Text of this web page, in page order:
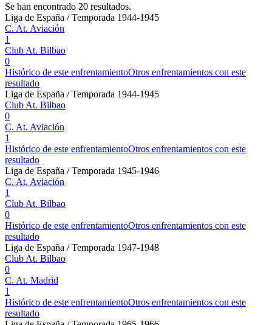
Se han encontrado 20 resultados.
Liga de España / Temporada 1944-1945
C. At. Aviación
1
Club At. Bilbao
0
Histórico de este enfrentamientoOtros enfrentamientos con este
resultado
Liga de España / Temporada 1944-1945
Club At. Bilbao
0
C. At. Aviación
1
Histórico de este enfrentamientoOtros enfrentamientos con este
resultado
Liga de España / Temporada 1945-1946
C. At. Aviación
1
Club At. Bilbao
0
Histórico de este enfrentamientoOtros enfrentamientos con este
resultado
Liga de España / Temporada 1947-1948
Club At. Bilbao
0
C. At. Madrid
1
Histórico de este enfrentamientoOtros enfrentamientos con este
resultado